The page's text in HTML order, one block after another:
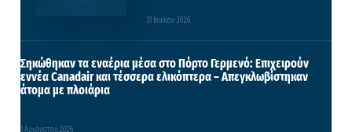
31 Ιουλίου 2026
Σηκώθηκαν τα εναέρια μέσα στο Πόρτο Γερμενό: Επιχειρούν
εννέα Canadair και τέσσερα ελικόπτερα – Απεγκλωβίστηκαν
άτομα με πλοιάρια
1 Αυγούστου 2026